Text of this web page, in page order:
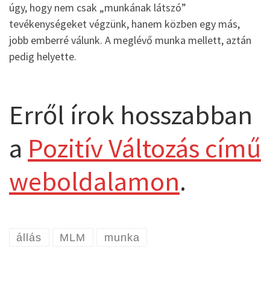
úgy, hogy nem csak „munkának látszó”
tevékenységeket végzünk, hanem közben egy más,
jobb emberré válunk. A meglévő munka mellett, aztán
pedig helyette.
Erről írok hosszabban
a Pozitív Változás című
weboldalamon.
állás MLM munka